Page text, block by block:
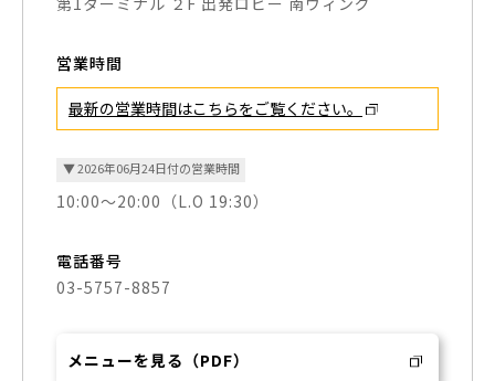
営業時間
最新の営業時間はこちらをご覧ください。
▼ 2026年06月24日付の営業時間
10:00～20:00（L.O 19:30）
電話番号
03-5757-8857
メニューを見る（PDF）